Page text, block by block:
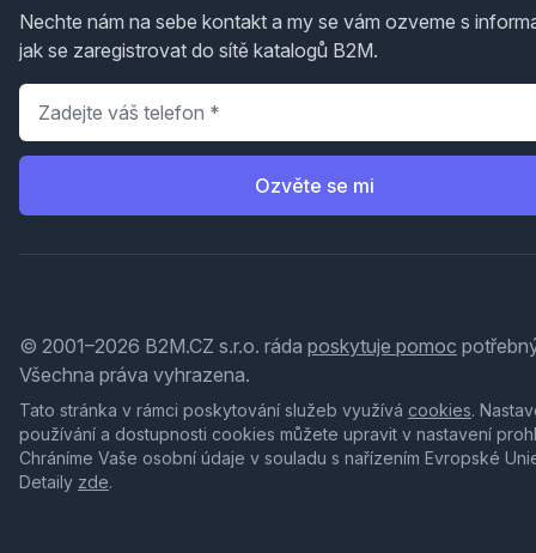
Nechte nám na sebe kontakt a my se vám ozveme s
jak se zaregistrovat do sítě katalogů B2M.
Telefon
Ozvěte se mi
© 2001–2026 B2M.CZ s.r.o. ráda poskytuje pomoc
Všechna práva vyhrazena.
Tato stránka v rámci poskytování služeb využívá cookies.
používání a dostupnosti cookies můžete upravit v nastavení
Chráníme Vaše osobní údaje v souladu s nařízením Evropské
Detaily zde.